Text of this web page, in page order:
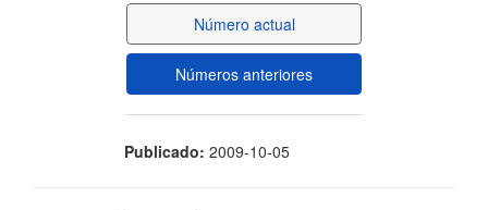
Número actual
Números anteriores
Publicado: 2009-10-05